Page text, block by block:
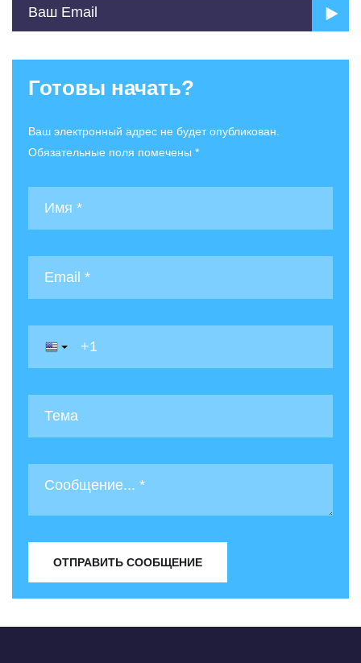
Готовы начать?
Ваш электронный адрес не будет опубликован.
Обязательные поля помечены *
ОТПРАВИТЬ СООБЩЕНИЕ